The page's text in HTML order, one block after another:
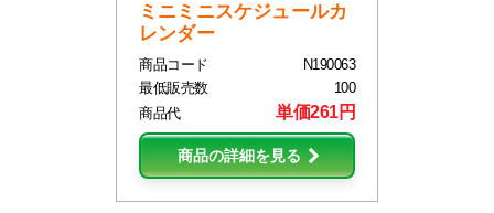
ミニミニスケジュールカ
レンダー
商品コード
N190063
最低販売数
100
商品代
単価261円
商品の詳細を見る